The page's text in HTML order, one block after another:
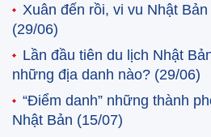
Xuân đến rồi, vi vu Nhật
(29/06)
Lần đầu tiên du lịch Nhật
những địa danh nào? (29/06)
“Điểm danh” những thành
Nhật Bản (15/07)